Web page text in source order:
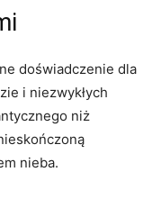
doświadczenie dla
i⁣ niezwykłych⁣
niż​
nieba.